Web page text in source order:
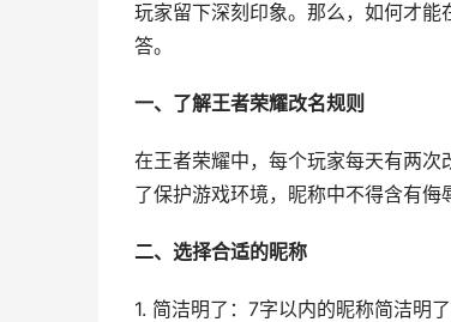
玩家留下深刻印象。那么，如何才
答。
一、了解王者荣耀改名规则
在王者荣耀中，每个玩家每天有两
了保护游戏环境，昵称中不得含有侮
二、选择合适的昵称
1. 简洁明了：7字以内的昵称简洁明